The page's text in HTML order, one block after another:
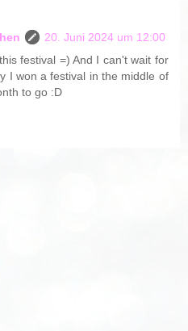
20. Juni 2024 um 12:00
festival =) And I can't wait for
I won a festival in the middle of
to go :D